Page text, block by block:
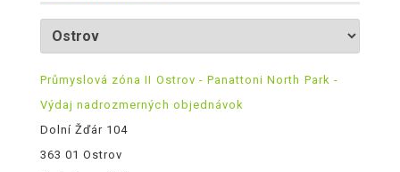
Průmyslová zóna II Ostrov - Panattoni North Park -
Výdaj nadrozmerných objednávok
Dolní Žďár 104
363 01 Ostrov